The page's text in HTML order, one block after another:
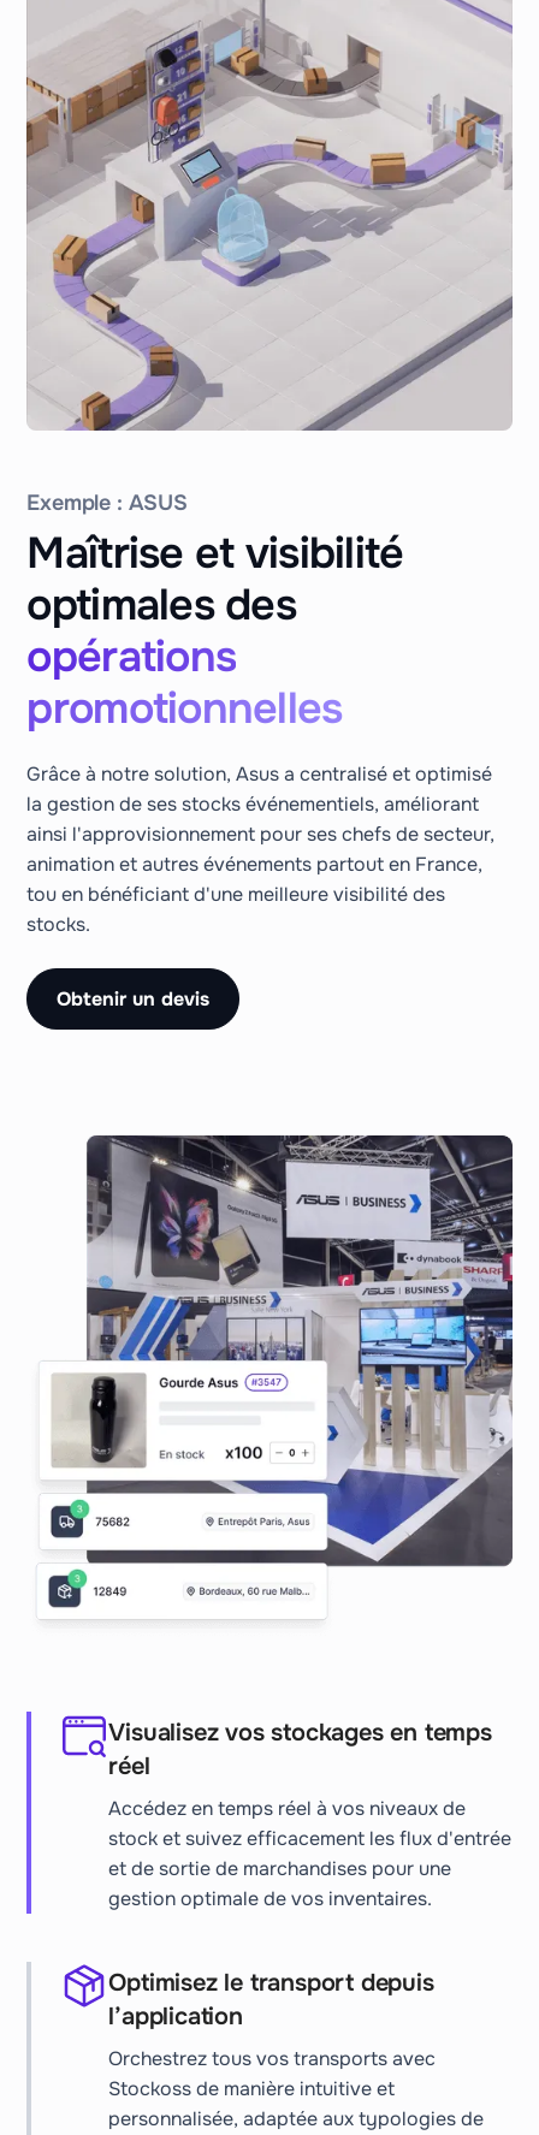
Exemple : ASUS
Maîtrise et visibilité
optimales des
opérations
promotionnelles
Grâce à notre solution, Asus a centralisé et optimisé
la gestion de ses stocks événementiels, améliorant
ainsi l'approvisionnement pour ses chefs de secteur,
animation et autres événements partout en France,
tou en bénéficiant d'une meilleure visibilité des
stocks.
Obtenir un devis
Visualisez vos stockages en temps
réel
Accédez en temps réel à vos niveaux de
stock et suivez efficacement les flux d'entrée
et de sortie de marchandises pour une
gestion optimale de vos inventaires.
Optimisez le transport depuis
l’application
Orchestrez tous vos transports avec
Stockoss de manière intuitive et
personnalisée, adaptée aux typologies de